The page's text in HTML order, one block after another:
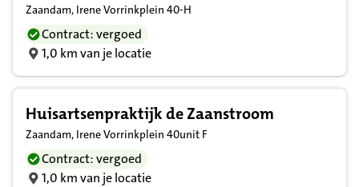
Zaandam, Irene Vorrinkplein 40-H
Contract: vergoed
1,0 km van je locatie
Huisartsenpraktijk de Zaanstroom
Zaandam, Irene Vorrinkplein 40unit F
Contract: vergoed
1,0 km van je locatie